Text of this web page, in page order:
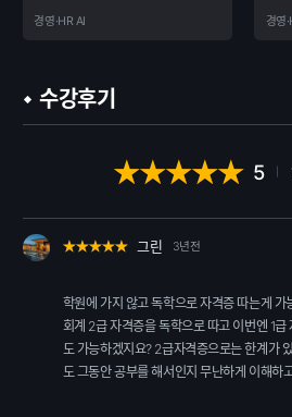
경영·HR AI 경영
수강후기
5
그린 3년전
학원에 가지 않고 독학으로 자격증 따는게
회계 2급 자격증을 독학으로 따고 이번엔 1
도 가능하겠지요? 2급자격증으로는 한계가